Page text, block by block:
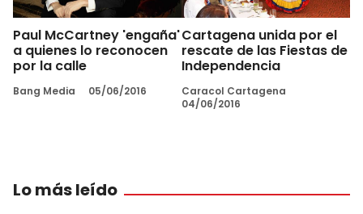
Paul McCartney 'engaña'
a quienes lo reconocen
por la calle
Bang Media 05/06/2016
Cartagena unida por el
rescate de las Fiestas de
Independencia
Caracol Cartagena
04/06/2016
Lo más leído